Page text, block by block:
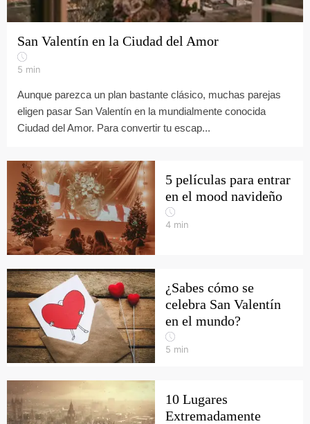
San Valentín en la Ciudad del Amor
5 min
Aunque parezca un plan bastante clásico, muchas parejas
eligen pasar San Valentín en la mundialmente conocida
Ciudad del Amor. Para convertir tu escap...
5 películas para entrar
en el mood navideño
4 min
¿Sabes cómo se
celebra San Valentín
en el mundo?
5 min
10 Lugares
Extremadamente